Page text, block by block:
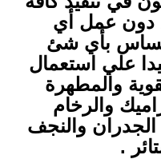
دون عمل أي
بأي شئ
علي استعمال
والمطهرة
والرخام
الجدران والنجف
.